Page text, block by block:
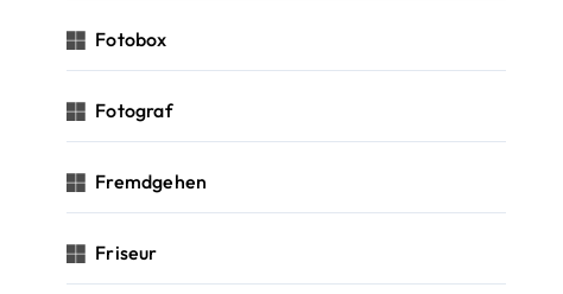
Fotobox
Fotograf
Fremdgehen
Friseur